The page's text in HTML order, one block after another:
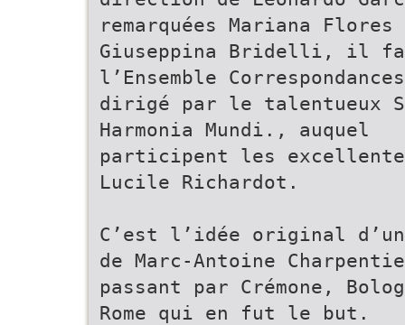
remarquées Mariana
Giuseppina Bridelli, il
l’Ensemble Correspondances
dirigé par le talentueux
Harmonia Mundi., auquel
participent les
Lucile Richardot.
C’est l’idée original
de Marc-Antoine
passant par Crémone,
Rome qui en fut le but.